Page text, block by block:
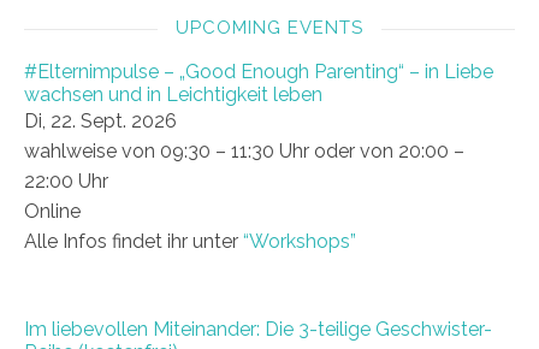
UPCOMING EVENTS
#Elternimpulse – „Good Enough Parenting“ – in Liebe
wachsen und in Leichtigkeit leben
Di, 22. Sept. 2026
wahlweise von 09:30 – 11:30 Uhr oder von 20:00 –
22:00 Uhr
Online
Alle Infos findet ihr unter “Workshops”
Im liebevollen Miteinander: Die 3-teilige Geschwister-